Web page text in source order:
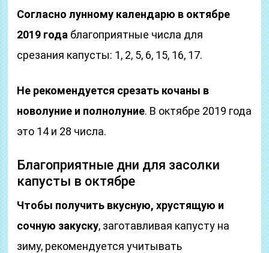
Согласно лунному календарю в октябре
2019 года благоприятные числа для
срезания капусты: 1, 2, 5, 6, 15, 16, 17.
Не рекомендуется срезать кочаны в
новолуние и полнолуние. В октябре 2019 года
это 14 и 28 числа.
Благоприятные дни для засолки
капусты в октябре
Чтобы получить вкусную, хрустящую и
сочную закуску, заготавливая капусту на
зиму, рекомендуется учитывать